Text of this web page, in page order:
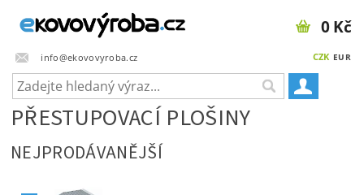
info@ekovovyroba.cz CZK EUR
0 Kč
PŘESTUPOVACÍ PLOŠINY
NEJPRODÁVANĚJŠÍ